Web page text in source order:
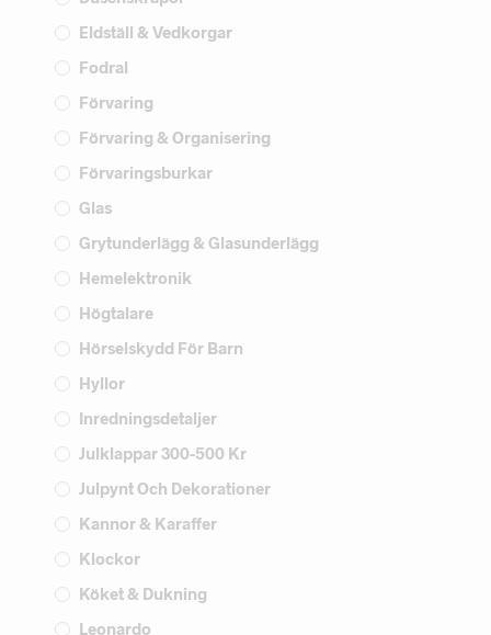
Eldställ & Vedkorgar
Fodral
Förvaring
Förvaring & Organisering
Förvaringsburkar
Glas
Grytunderlägg & Glasunderlägg
Hemelektronik
Högtalare
Hörselskydd För Barn
Hyllor
Inredningsdetaljer
Julklappar 300-500 Kr
Julpynt Och Dekorationer
Kannor & Karaffer
Klockor
Köket & Dukning
Leonardo